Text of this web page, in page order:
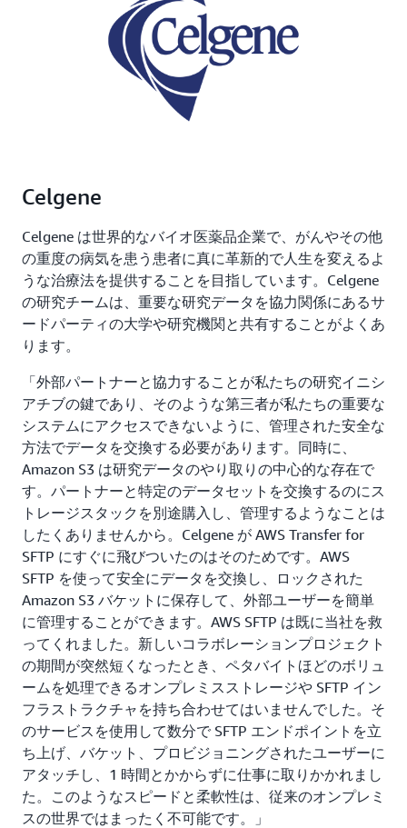
Celgene
Celgene は世界的なバイオ医薬品企業で、がんやその他
の重度の病気を患う患者に真に革新的で人生を変えるよ
うな治療法を提供することを目指しています。Celgene
の研究チームは、重要な研究データを協力関係にあるサ
ードパーティの大学や研究機関と共有することがよくあ
ります。
「外部パートナーと協力することが私たちの研究イニシ
アチブの鍵であり、そのような第三者が私たちの重要な
システムにアクセスできないように、管理された安全な
方法でデータを交換する必要があります。同時に、
Amazon S3 は研究データのやり取りの中心的な存在で
す。パートナーと特定のデータセットを交換するのにス
トレージスタックを別途購入し、管理するようなことは
したくありませんから。Celgene が AWS Transfer for
SFTP にすぐに飛びついたのはそのためです。AWS
SFTP を使って安全にデータを交換し、ロックされた
Amazon S3 バケットに保存して、外部ユーザーを簡単
に管理することができます。AWS SFTP は既に当社を救
ってくれました。新しいコラボレーションプロジェクト
の期間が突然短くなったとき、ペタバイトほどのボリュ
ームを処理できるオンプレミスストレージや SFTP イン
フラストラクチャを持ち合わせてはいませんでした。そ
のサービスを使用して数分で SFTP エンドポイントを立
ち上げ、バケット、プロビジョニングされたユーザーに
アタッチし、1 時間とかからずに仕事に取りかかれまし
た。このようなスピードと柔軟性は、従来のオンプレミ
スの世界ではまったく不可能です。」